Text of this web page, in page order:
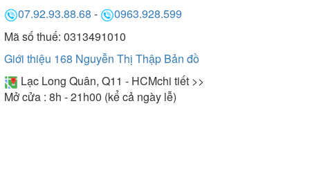
07.92.93.88.68 -
0963.928.599
Mã số thuế: 0313491010
Giới thiệu 168 Nguyễn Thị Thập Bản đồ
Lạc Long Quân, Q11 - HCMchi tiết >>
Mở cửa : 8h - 21h00 (kể cả ngày lễ)